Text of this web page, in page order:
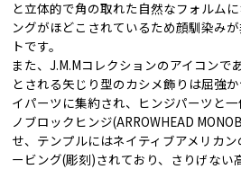
と立体的で角の取れた自然なフォルム
ングがほどこされているため顔馴染み
トです。
また、J.M.Mコレクションのアイコンで
とされる矢じり型のカシメ飾りは屈強
イパーツに集約され、ヒンジパーツと
ノブロックヒンジ(ARROWHEAD
せ、テンプルにはネイティブアメリカ
ービング(彫刻)されており、さりげない